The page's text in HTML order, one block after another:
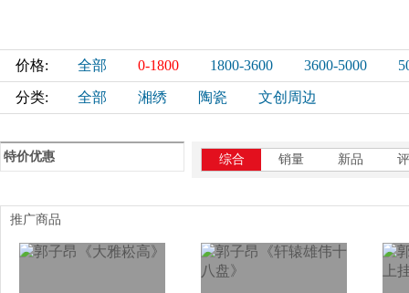
价格: 全部 0-1800 1800-3600 3600-5000
分类: 全部 湘绣 陶瓷 文创周边
特价优惠 综合 销量 新品
推广商品